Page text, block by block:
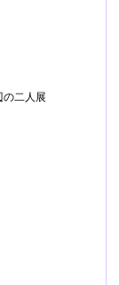
の二人展